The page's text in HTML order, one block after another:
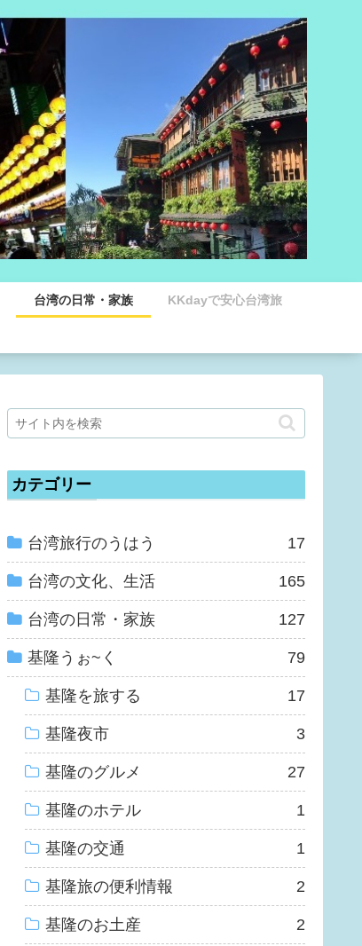
台湾の日常・家族 KKdayで安心台湾旅
カテゴリー
台湾旅行のうはう 17
台湾の文化、生活 165
台湾の日常・家族 127
基隆うぉ~く 79
基隆を旅する 17
基隆夜市 3
基隆のグルメ 27
基隆のホテル 1
基隆の交通 1
基隆旅の便利情報 2
基隆のお土産 2